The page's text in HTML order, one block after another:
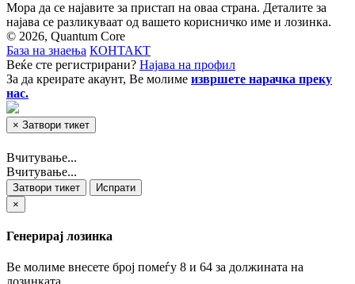
Мора да се најавите за пристап на оваа страна. Деталите за
најава се разликуваат од вашето корисничко име и лозинка.
© 2026, Quantum Core
База на знаења КОНТАКТ
Веќе сте регистрирани? Најава на профил
За да креирате акаунт, Ве молиме извршете нарачка преку
нас.
× Затвори тикет
Вчитување...
Вчитување...
Затвори тикет
Испрати
×
Генерирај лозинка
Ве молиме внесете број помеѓу 8 и 64 за должината на